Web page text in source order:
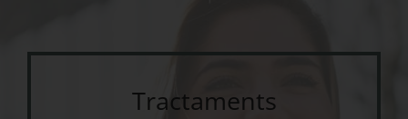
Tractaments